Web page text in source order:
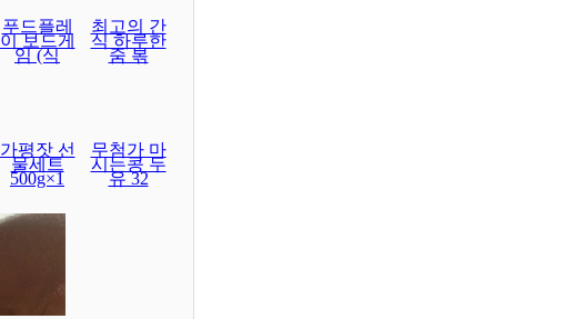
푸드플레
이 보드게
임 (식
최고의 간
식 하루한
줌 볶
가평잣 선
물세트
500g×1
무첨가 마
시는콩 두
유 32